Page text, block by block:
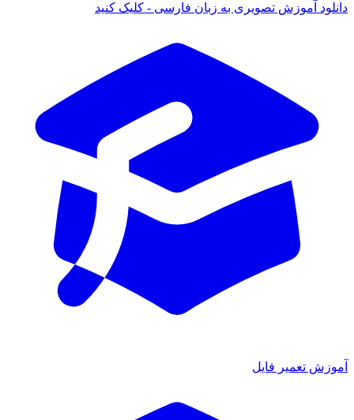
دانلود آموزش تصویری به زبان فارسی - کلیک کنید
آموزش تعمیر فایل